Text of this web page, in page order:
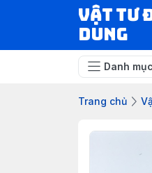
VẬT TƯ
DUNG
Danh mục
Trang chủ